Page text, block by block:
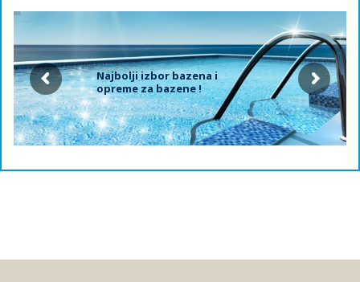
Najbolji izbor bazena i
opreme za bazene !